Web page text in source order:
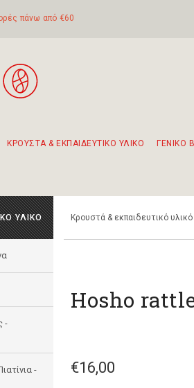
πάνω από €60
ΚΡΟΥΣΤΑ & ΕΚΠΑΙΔΕΥΤΙΚΟ ΥΛΙΚΟ ΓΕΝΙΚΟ
ΥΛΙΚΟ
-
-
Κρουστά & εκπαιδευτικό υλικό
Hosho
€16,00